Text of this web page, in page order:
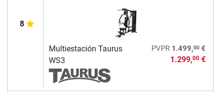
8
Multiestación Taurus
WS3
PVPR 1.499,00€
1.299,00€